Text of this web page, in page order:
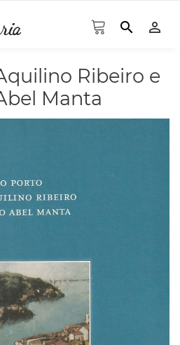
search person_outline
Ribeiro e
Manta